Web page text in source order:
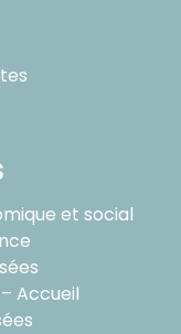
et social
Accueil